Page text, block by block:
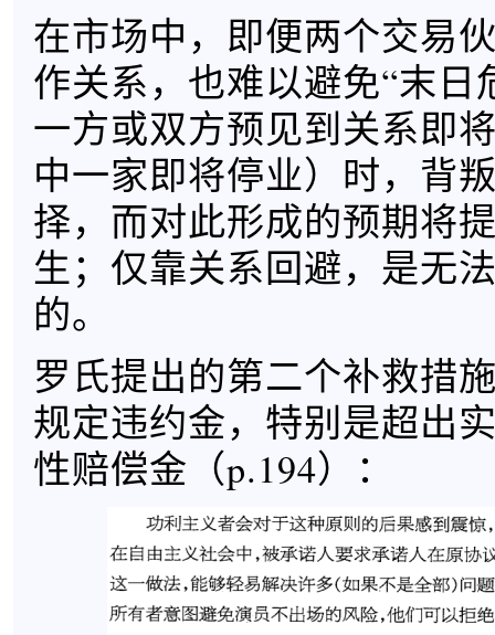
在市场中，即便两个交易
作关系，也难以避免“末日
一方或双方预见到关系即
中一家即将停业）时，背
择，而对此形成的预期将
生；仅靠关系回避，是无
的。
罗氏提出的第二个补救措
规定违约金，特别是超出
性赔偿金（p.194）：